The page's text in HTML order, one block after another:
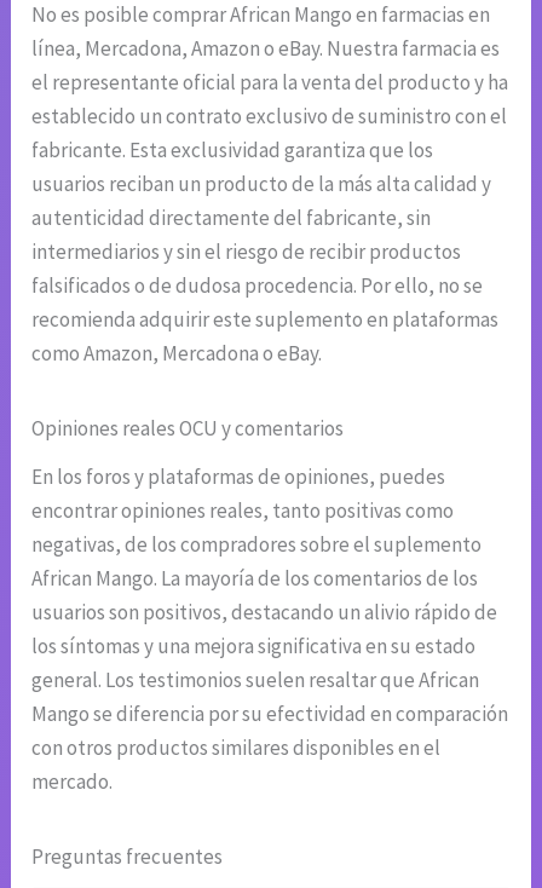
No es posible comprar African Mango en farmacias en
línea, Mercadona, Amazon o eBay. Nuestra farmacia es
el representante oficial para la venta del producto y ha
establecido un contrato exclusivo de suministro con el
fabricante. Esta exclusividad garantiza que los
usuarios reciban un producto de la más alta calidad y
autenticidad directamente del fabricante, sin
intermediarios y sin el riesgo de recibir productos
falsificados o de dudosa procedencia. Por ello, no se
recomienda adquirir este suplemento en plataformas
como Amazon, Mercadona o eBay.
Opiniones reales OCU y comentarios
En los foros y plataformas de opiniones, puedes
encontrar opiniones reales, tanto positivas como
negativas, de los compradores sobre el suplemento
African Mango. La mayoría de los comentarios de los
usuarios son positivos, destacando un alivio rápido de
los síntomas y una mejora significativa en su estado
general. Los testimonios suelen resaltar que African
Mango se diferencia por su efectividad en comparación
con otros productos similares disponibles en el
mercado.
Preguntas frecuentes